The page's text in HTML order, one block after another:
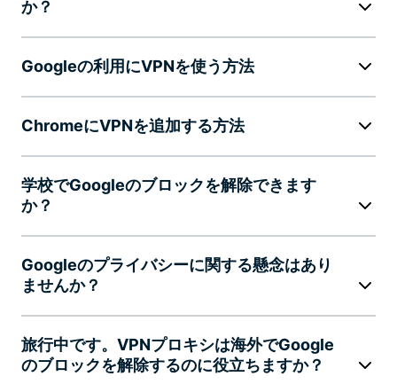
か？
Googleの利用にVPNを使う方法
ChromeにVPNを追加する方法
学校でGoogleのブロックを解除できます
か？
Googleのプライバシーに関する懸念はあり
ませんか？
旅行中です。VPNプロキシは海外でGoogle
のブロックを解除するのに役立ちますか？